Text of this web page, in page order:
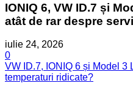
IONIQ 6, VW ID.7 și
atât de rar despre
iulie 24, 2026
0
VW ID.7, IONIQ 6 și Model 3
temperaturi ridicate?